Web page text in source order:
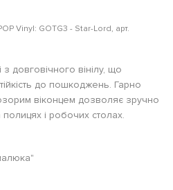
Vinyl: GOTG3 - Star-Lord, арт.
довговічного вінілу, що
до пошкоджень. Гарно
віконцем дозволяє зручно
і робочих столах.